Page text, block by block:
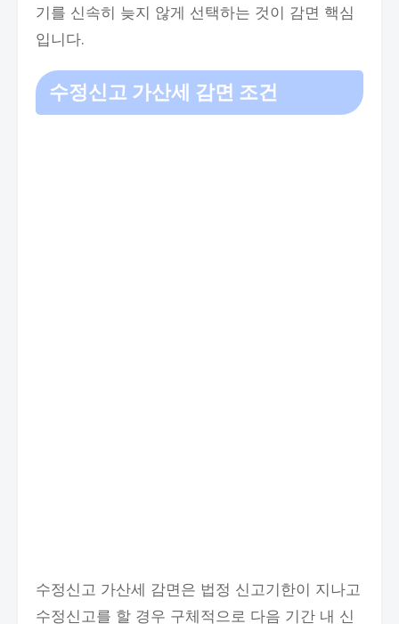
기를 신속히 늦지 않게 선택하는 것이 감면 핵심
입니다.
수정신고 가산세 감면 조건
수정신고 가산세 감면은 법정 신고기한이 지나고
수정신고를 할 경우 구체적으로 다음 기간 내 신